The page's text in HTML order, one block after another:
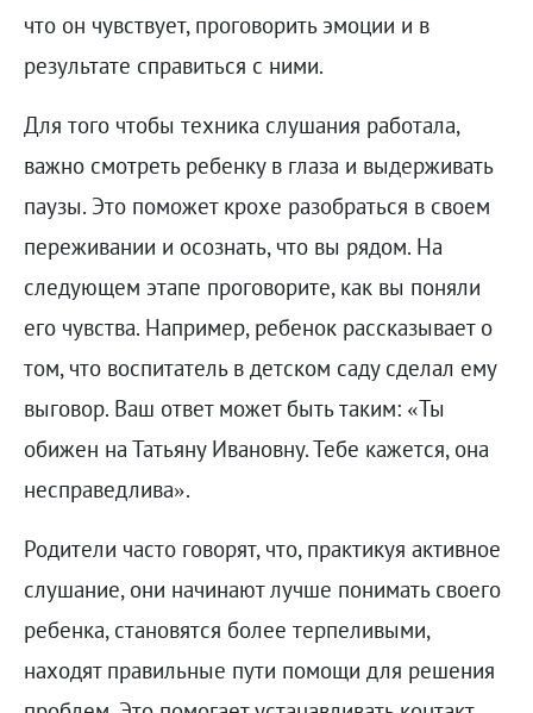
что он чувствует, проговорить эмоции и в
результате справиться с ними.
Для того чтобы техника слушания работала,
важно смотреть ребенку в глаза и выдерживать
паузы. Это поможет крохе разобраться в своем
переживании и осознать, что вы рядом. На
следующем этапе проговорите, как вы поняли
его чувства. Например, ребенок рассказывает о
том, что воспитатель в детском саду сделал ему
выговор. Ваш ответ может быть таким: «Ты
обижен на Татьяну Ивановну. Тебе кажется, она
несправедлива».
Родители часто говорят, что, практикуя активное
слушание, они начинают лучше понимать своего
ребенка, становятся более терпеливыми,
находят правильные пути помощи для решения